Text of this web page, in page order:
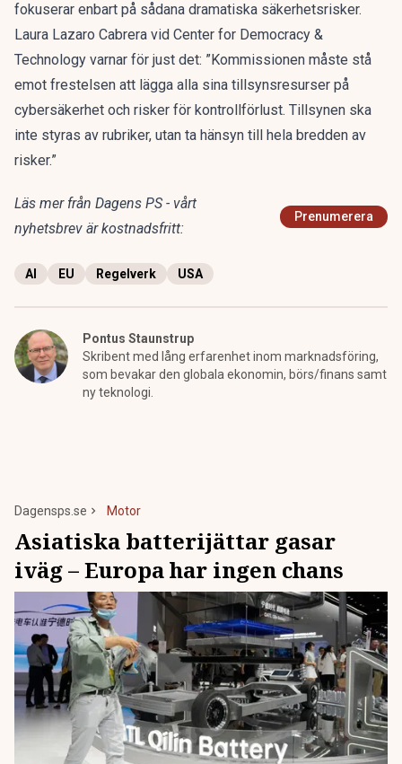
fokuserar enbart på sådana dramatiska säkerhetsrisker.
Laura Lazaro Cabrera vid Center for Democracy &
Technology varnar för just det: ”Kommissionen måste stå
emot frestelsen att lägga alla sina tillsynsresurser på
cybersäkerhet och risker för kontrollförlust. Tillsynen ska
inte styras av rubriker, utan ta hänsyn till hela bredden av
risker.”
Läs mer från Dagens PS - vårt
nyhetsbrev är kostnadsfritt:
Prenumerera
AI EU Regelverk USA
Pontus Staunstrup
Skribent med lång erfarenhet inom marknadsföring,
som bevakar den globala ekonomin, börs/finans samt
ny teknologi.
Dagensps.se Motor
Asiatiska batterijättar gasar
iväg – Europa har ingen chans